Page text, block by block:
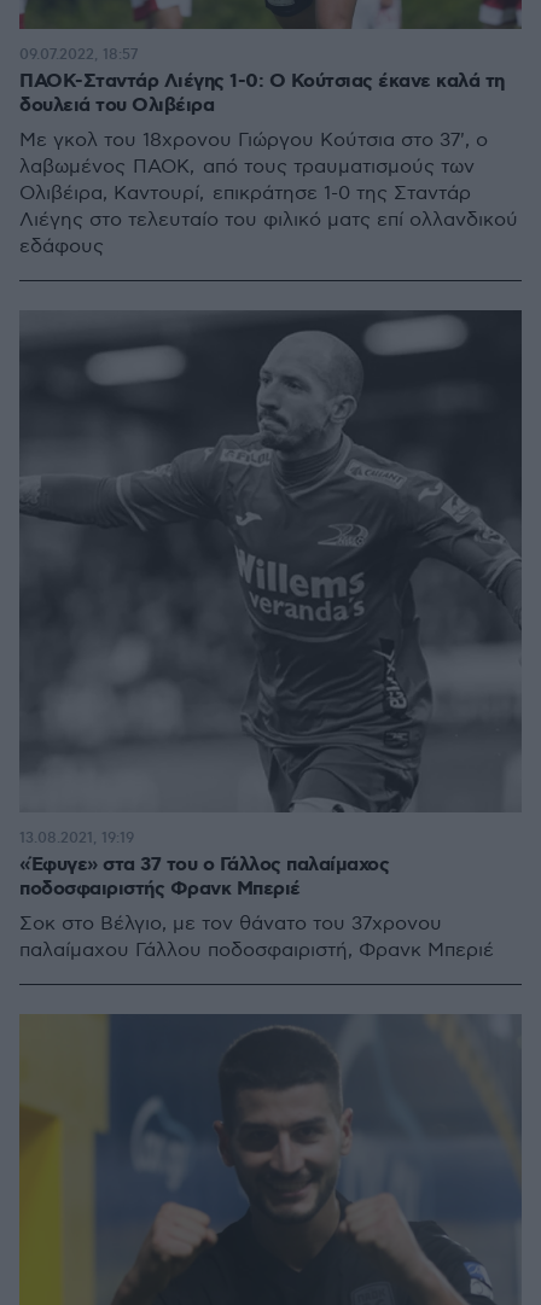
ΠΑΟΚ-Σταντάρ Λιέγης 1-0: Ο Κούτσιας έκανε καλά τη
δουλειά του Ολιβέιρα
Με γκολ του 18χρονου Γιώργου Κούτσια στο 37', ο
λαβωμένος ΠΑΟΚ, από τους τραυματισμούς των
Ολιβέιρα, Καντουρί, επικράτησε 1-0 της Σταντάρ
Λιέγης στο τελευταίο του φιλικό ματς επί ολλανδικού
εδάφους
09.07.2022, 18:57
«Έφυγε» στα 37 του ο Γάλλος παλαίμαχος
ποδοσφαιριστής Φρανκ Μπεριέ
Σοκ στο Βέλγιο, με τον θάνατο του 37χρονου
παλαίμαχου Γάλλου ποδοσφαιριστή, Φρανκ Μπεριέ
13.08.2021, 19:19